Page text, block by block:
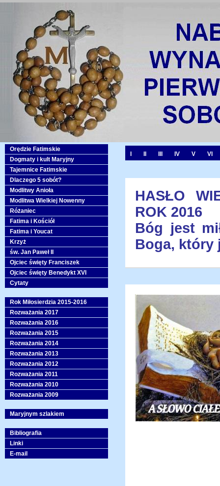
IV V VI
HASŁO
ROK 2016
Bóg jest
Boga, który
Orędzie Fatimskie
Dogmaty i kult Maryjny
Tajemnice Fatimskie
Dlaczego 5 sobót?
Modlitwy Anioła
Modlitwa Wielkiej Nowenny
Różaniec
Fatima i Kościół
Fatima i Youcat
Krzyż
św. Jan Paweł II
Ojciec święty Franciszek
Ojciec święty Benedykt XVI
Cytaty
Rok Miłosierdzia 2015-2016
Rozważania 2017
Rozważania 2016
Rozważania 2015
Rozważania 2014
Rozważania 2013
Rozważania 2012
Rozważania 2011
Rozważania 2010
Rozważania 2009
Maryjnym szlakiem
Bibliografia
Linki
E-mail